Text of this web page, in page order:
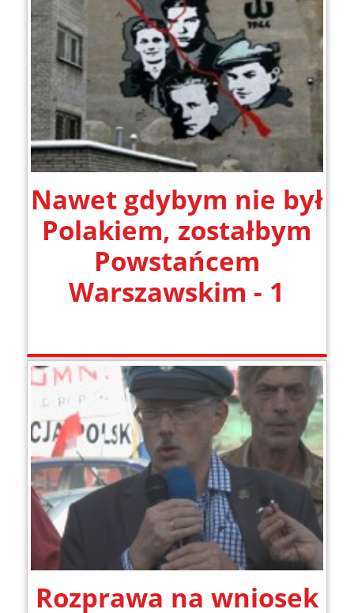
Nawet gdybym nie był
Polakiem, zostałbym
Powstańcem
Warszawskim - 1
Rozprawa na wniosek